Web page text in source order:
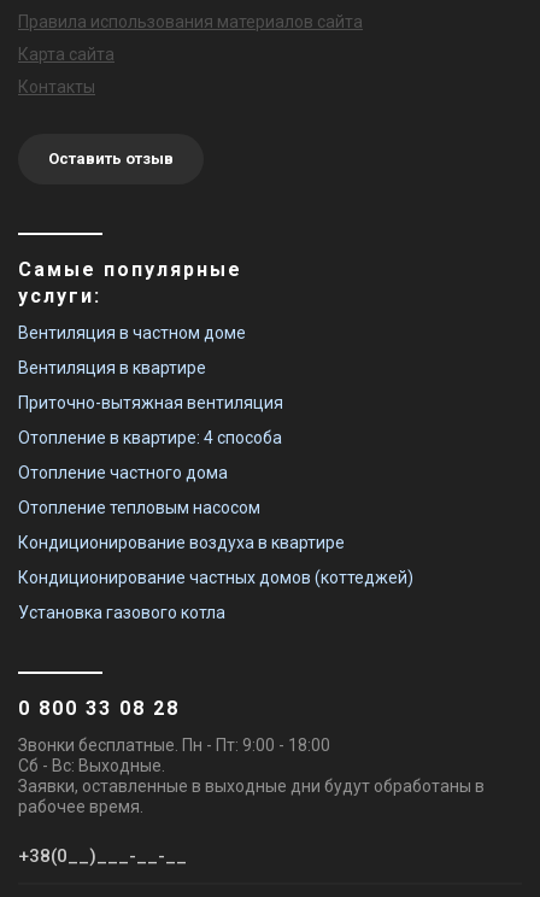
Правила использования материалов сайта
Карта сайта
Контакты
Оставить отзыв
Самые популярные
услуги:
Вентиляция в частном доме
Вентиляция в квартире
Приточно-вытяжная вентиляция
Отопление в квартире: 4 способа
Отопление частного дома
Отопление тепловым насосом
Кондиционирование воздуха в квартире
Кондиционирование частных домов (коттеджей)
Установка газового котла
0 800 33 08 28
Звонки бесплатные. Пн - Пт: 9:00 - 18:00
Сб - Вс: Выходные.
Заявки, оставленные в выходные дни будут обработаны в
рабочее время.